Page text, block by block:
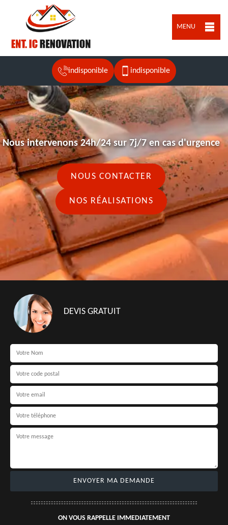
MENU
indisponible indisponible
Nous intervenons 24h/24 sur 7j/7 en cas d'urgence
NOUS CONTACTER
NOS RÉALISATIONS
DEVIS GRATUIT
ON VOUS RAPPELLE IMMEDIATEMENT